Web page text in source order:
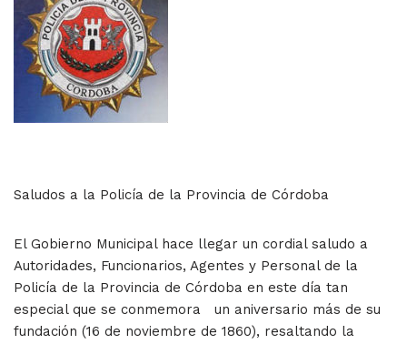
Saludos a la Policía de la Provincia de Córdoba
El Gobierno Municipal hace llegar un cordial saludo a
Autoridades, Funcionarios, Agentes y Personal de la
Policía de la Provincia de Córdoba en este día tan
especial que se conmemora un aniversario más de su
fundación (16 de noviembre de 1860), resaltando la